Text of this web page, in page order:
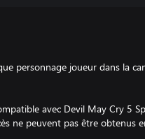
personnage joueur dans la
avec Devil May Cry 5
ne peuvent pas être obtenus